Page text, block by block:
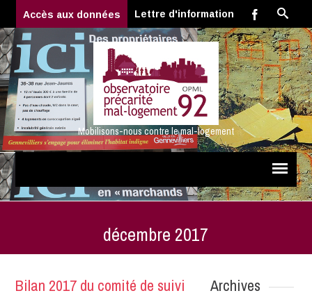
Accès aux données Lettre d'information
Mobilisons-nous contre le mal-logement
décembre 2017
Bilan 2017 du comité de suivi
Archives